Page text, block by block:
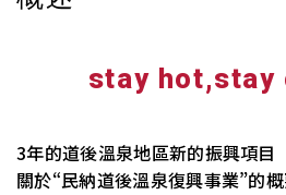
stay hot,stay
3年的道後溫泉地區新的振興項目
關於“民納道後溫泉復興事業”的